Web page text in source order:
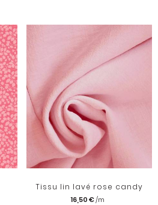
Tissu lin lavé rose candy
16,50 €